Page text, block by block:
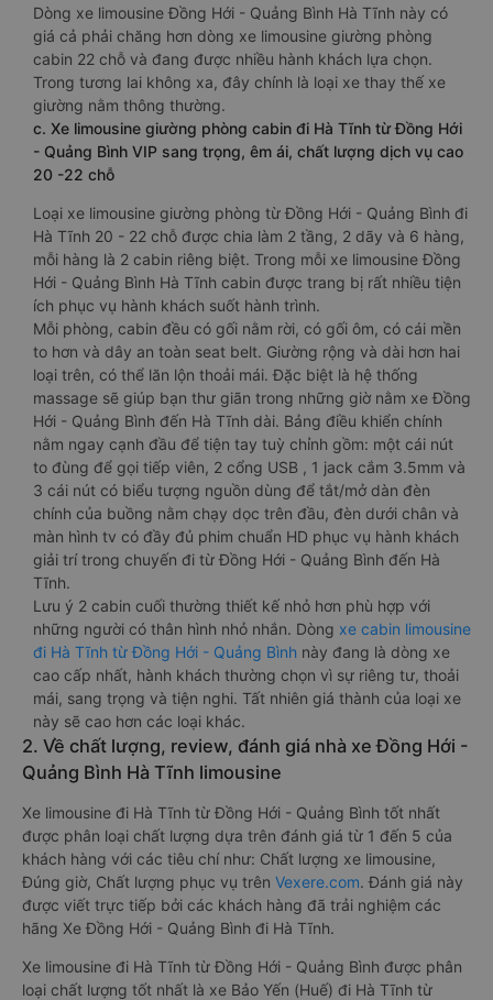
Dòng xe limousine Đồng Hới - Quảng Bình Hà Tĩnh này có
giá cả phải chăng hơn dòng xe limousine giường phòng
cabin 22 chỗ và đang được nhiều hành khách lựa chọn.
Trong tương lai không xa, đây chính là loại xe thay thế xe
giường nằm thông thường.
c. Xe limousine giường phòng cabin đi Hà Tĩnh từ Đồng Hới
- Quảng Bình VIP sang trọng, êm ái, chất lượng dịch vụ cao
20 -22 chỗ
Loại xe limousine giường phòng từ Đồng Hới - Quảng Bình đi
Hà Tĩnh 20 - 22 chỗ được chia làm 2 tầng, 2 dãy và 6 hàng,
mỗi hàng là 2 cabin riêng biệt. Trong mỗi xe limousine Đồng
Hới - Quảng Bình Hà Tĩnh cabin được trang bị rất nhiều tiện
ích phục vụ hành khách suốt hành trình.
Mỗi phòng, cabin đều có gối nằm rời, có gối ôm, có cái mền
to hơn và dây an toàn seat belt. Giường rộng và dài hơn hai
loại trên, có thể lăn lộn thoải mái. Đặc biệt là hệ thống
massage sẽ giúp bạn thư giãn trong những giờ nằm xe Đồng
Hới - Quảng Bình đến Hà Tĩnh dài. Bảng điều khiển chính
nằm ngay cạnh đầu để tiện tay tuỳ chỉnh gồm: một cái nút
to đùng để gọi tiếp viên, 2 cổng USB , 1 jack cắm 3.5mm và
3 cái nút có biểu tượng nguồn dùng để tắt/mở dàn đèn
chính của buồng nằm chạy dọc trên đầu, đèn dưới chân và
màn hình tv có đầy đủ phim chuẩn HD phục vụ hành khách
giải trí trong chuyến đi từ Đồng Hới - Quảng Bình đến Hà
Tĩnh.
Lưu ý 2 cabin cuối thường thiết kế nhỏ hơn phù hợp với
những người có thân hình nhỏ nhắn. Dòng xe cabin limousine
đi Hà Tĩnh từ Đồng Hới - Quảng Bình này đang là dòng xe
cao cấp nhất, hành khách thường chọn vì sự riêng tư, thoải
mái, sang trọng và tiện nghi. Tất nhiên giá thành của loại xe
này sẽ cao hơn các loại khác.
2. Về chất lượng, review, đánh giá nhà xe Đồng Hới -
Quảng Bình Hà Tĩnh limousine
Xe limousine đi Hà Tĩnh từ Đồng Hới - Quảng Bình tốt nhất
được phân loại chất lượng dựa trên đánh giá từ 1 đến 5 của
khách hàng với các tiêu chí như: Chất lượng xe limousine,
Đúng giờ, Chất lượng phục vụ trên Vexere.com. Đánh giá này
được viết trực tiếp bởi các khách hàng đã trải nghiệm các
hãng Xe Đồng Hới - Quảng Bình đi Hà Tĩnh.
Xe limousine đi Hà Tĩnh từ Đồng Hới - Quảng Bình được phân
loại chất lượng tốt nhất là xe Bảo Yến (Huế) đi Hà Tĩnh từ